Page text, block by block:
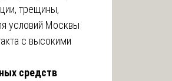
трещины,
условий Москвы
с высокими
средств